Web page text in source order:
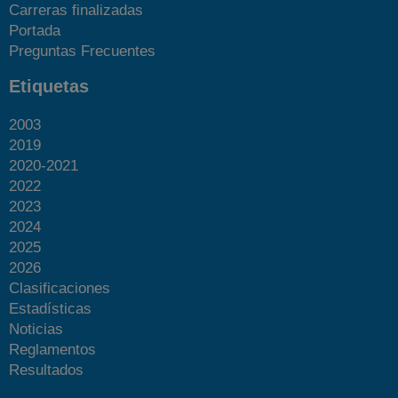
Carreras finalizadas
Portada
Preguntas Frecuentes
Etiquetas
2003
2019
2020-2021
2022
2023
2024
2025
2026
Clasificaciones
Estadísticas
Noticias
Reglamentos
Resultados